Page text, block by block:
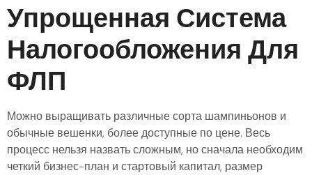
Упрощенная Система
Налогообложения Для
ФЛП
Можно выращивать различные сорта шампиньонов и
обычные вешенки, более доступные по цене. Весь
процесс нельзя назвать сложным, но сначала необходим
четкий бизнес-план и стартовый капитал, размер